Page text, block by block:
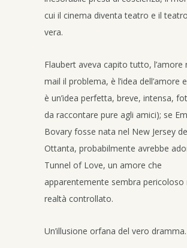
cui il cinema diventa teatro e il
vera.
Flaubert aveva capito tutto, l’amore
mail il problema, è l’idea dell’amore
è un’idea perfetta, breve, intensa,
da raccontare pure agli amici); se
Bovary fosse nata nel New Jersey
Ottanta, probabilmente avrebbe
Tunnel of Love, un amore che
apparentemente sembra pericoloso
realtà controllato.
Un’illusione orfana del vero dramma.